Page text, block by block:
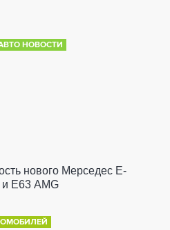
НОВОСТИ
нового Мерседес Е-
и Е63 AMG